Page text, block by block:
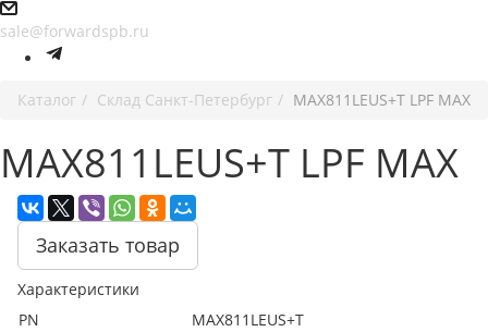
sale@forwardspb.ru
Каталог Cклад Санкт-Петербург MAX811LEUS+T LPF MAX
MAX811LEUS+T LPF MAX
Заказать товар
Характеристики
PN
MAX811LEUS+T